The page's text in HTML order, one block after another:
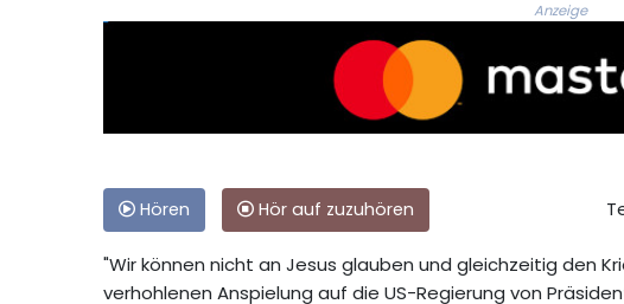
Anzeige
Hören Hör auf zuzuhören
"Wir können nicht an Jesus glauben und gleichzeitig den
verhohlenen Anspielung auf die US-Regierung von